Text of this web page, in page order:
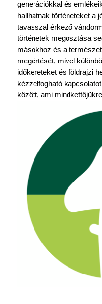
generációkkal és
hallhatnak történeteket a
tavasszal érkező
történetek megosztása
másokhoz és a
megértését, mivel
időkereteket és földrajzi
kézzelfogható
között, ami